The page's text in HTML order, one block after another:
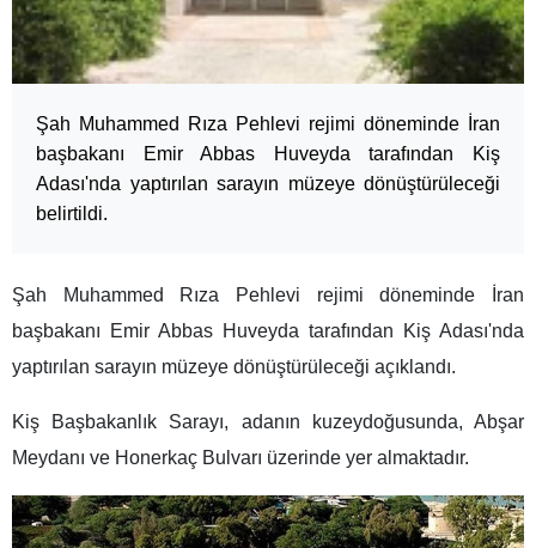
Şah Muhammed Rıza Pehlevi rejimi döneminde İran
başbakanı Emir Abbas Huveyda tarafından Kiş
Adası'nda yaptırılan sarayın müzeye dönüştürüleceği
belirtildi.
Şah Muhammed Rıza Pehlevi rejimi döneminde İran
başbakanı Emir Abbas Huveyda tarafından Kiş Adası'nda
yaptırılan sarayın müzeye dönüştürüleceği açıklandı.
Kiş Başbakanlık Sarayı, adanın kuzeydoğusunda, Abşar
Meydanı ve Honerkaç Bulvarı üzerinde yer almaktadır.